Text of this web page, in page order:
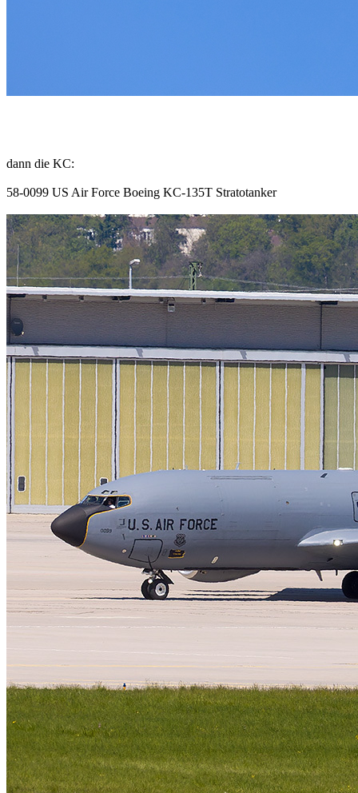
dann die KC:
58-0099 US Air Force Boeing KC-135T Stratotanker